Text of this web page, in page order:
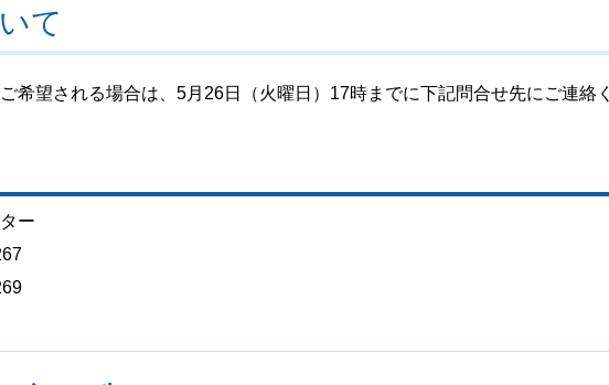
て
希望される場合は、5月26日（火曜日）17時までに下記問合せ先にご連絡
ー